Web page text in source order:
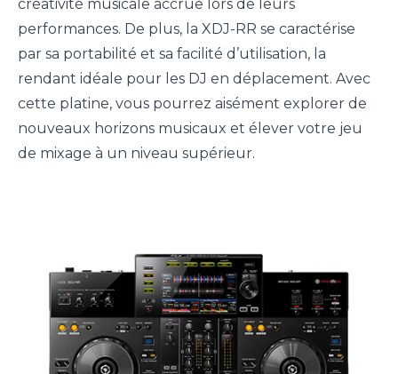
créativité musicale accrue lors de leurs
performances. De plus, la XDJ-RR se caractérise
par sa portabilité et sa facilité d’utilisation, la
rendant idéale pour les DJ en déplacement. Avec
cette platine, vous pourrez aisément explorer de
nouveaux horizons musicaux et élever votre jeu
de mixage à un niveau supérieur.